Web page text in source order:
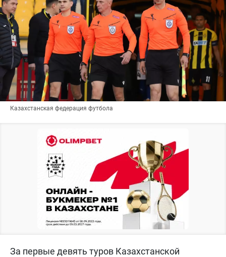
Казахстанская федерация футбола
За первые девять туров Казахстанской